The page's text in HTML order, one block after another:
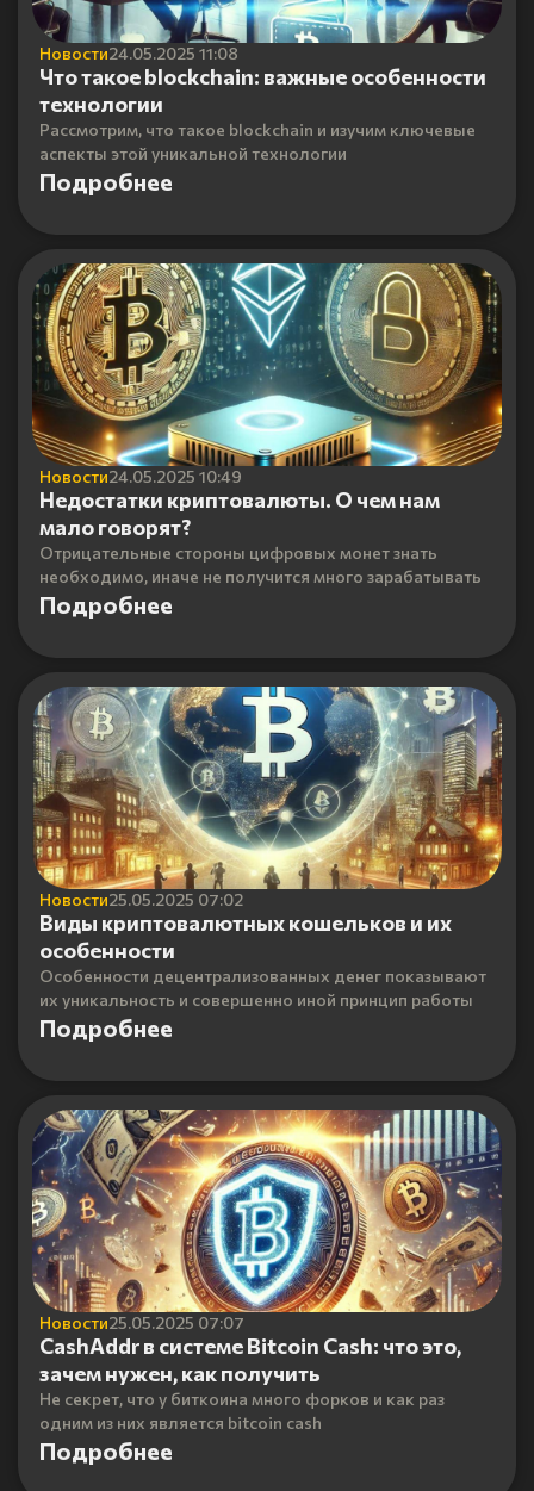
Новости24.05.2025 11:08
Что такое blockchain: важные особенности
технологии
Рассмотрим, что такое blockchain и изучим ключевые
аспекты этой уникальной технологии
Подробнее
Новости24.05.2025 10:49
Недостатки криптовалюты. О чем нам
мало говорят?
Отрицательные стороны цифровых монет знать
необходимо, иначе не получится много зарабатывать
Подробнее
Новости25.05.2025 07:02
Виды криптовалютных кошельков и их
особенности
Особенности децентрализованных денег показывают
их уникальность и совершенно иной принцип работы
Подробнее
Новости25.05.2025 07:07
CashAddr в системе Bitcoin Cash: что это,
зачем нужен, как получить
Не секрет, что у биткоина много форков и как раз
одним из них является bitcoin cash
Подробнее